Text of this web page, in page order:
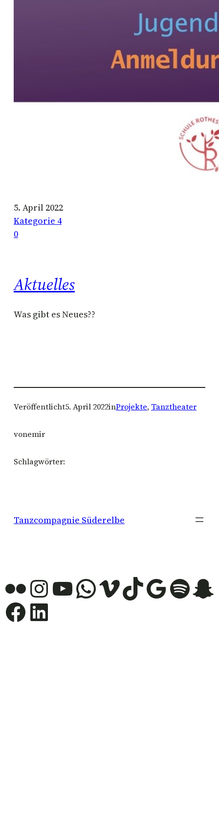
5. April 2022
Kategorie 4
0
Aktuelles
Was gibt es Neues??
Veröffentlicht5. April 2022inProjekte, Tanztheater
vonemir
Schlagwörter:
Tanzcompagnie Süderelbe
Flickr InstagramYouTube WhatsApp Vimeo TikTok Google Spotify Snapchat
Facebook LinkedIn